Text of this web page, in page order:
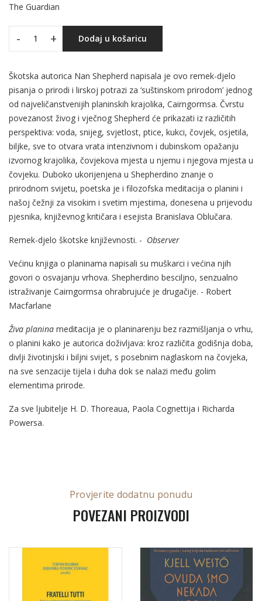
The Guardian
- + Dodaj u košaricu
Škotska autorica Nan Shepherd napisala je ovo remek-djelo
pisanja o prirodi i lirskoj potrazi za ‘suštinskom prirodom’ jednog
od najveličanstvenijih planinskih krajolika, Cairngormsa. Čvrstu
povezanost živog i vječnog Shepherd će prikazati iz različitih
perspektiva: voda, snijeg, svjetlost, ptice, kukci, čovjek, osjetila,
biljke, sve to otvara vrata intenzivnom i dubinskom opažanju
izvornog krajolika, čovjekova mjesta u njemu i njegova mjesta u
čovjeku. Duboko ukorijenjena u Shepherdino znanje o
prirodnom svijetu, poetska je i filozofska meditacija o planini i
našoj čežnji za visokim i svetim mjestima, donesena u prijevodu
pjesnika, književnog kritičara i esejista Branislava Oblučara.
Remek-djelo škotske književnosti. - Observer
Većinu knjiga o planinama napisali su muškarci i većina njih
govori o osvajanju vrhova. Shepherdino besciljno, senzualno
istraživanje Cairngormsa ohrabrujuće je drugačije. - Robert
Macfarlane
Živa planina meditacija je o planinarenju bez razmišljanja o vrhu,
o planini kako je autorica doživljava: kroz različita godišnja doba,
divlji životinjski i biljni svijet, s posebnim naglaskom na čovjeka,
na sve senzacije tijela i duha dok se nalazi među golim
elementima prirode.
Za sve ljubitelje H. D. Thoreaua, Paola Cognettija i Richarda
Powersa.
Provjerite dodatnu ponudu
POVEZANI PROIZVODI